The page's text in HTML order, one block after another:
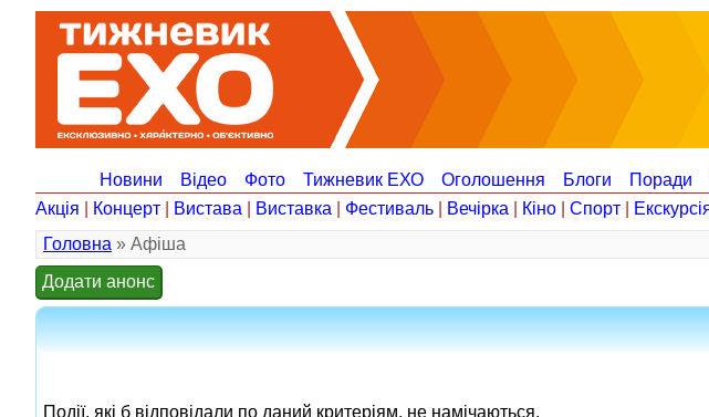
Новини Відео Фото Тижневик ЕХО Оголошення Блоги Поради
Акція
Концерт Вистава Виставка Фестиваль Вечірка Кіно Спорт
Головна » Афіша
Додати анонс
Події, які б відповідали по даний критеріям, не намічаються.